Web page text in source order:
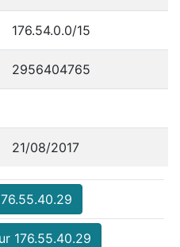
176.54.0.0/15
2956404765
21/08/2017
176.55.40.29